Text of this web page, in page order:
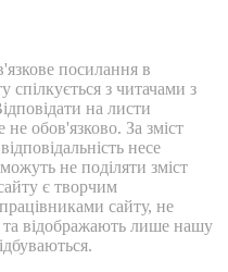
посилання в
з читачами з
на листи
обов'язково. За зміст
несе
не поділяти зміст
є творчим
сайту, не
та відображають лише нашу